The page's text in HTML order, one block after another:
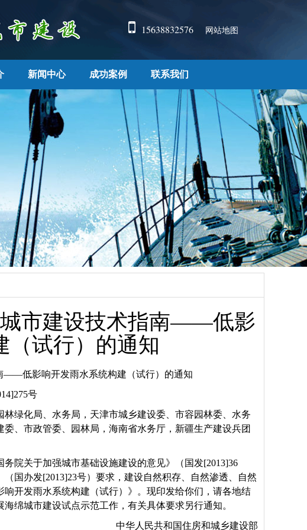
15638832576 网站地图
新闻中心 成功案例 联系我们
市建设技术指南——低影
（试行）的通知
——低影响开发雨水系统构建（试行）的通知
号
绿化局、水务局，天津市城乡建设委、市容园林委、水务
、市政管委、园林局，海南省水务厅，新疆生产建设兵团
院关于加强城市基础设施建设的意见》（国发[2013]36
国办发[2013]23号）要求，建设自然积存、自然渗透、自然
开发雨水系统构建（试行）》。现印发给你们，请各地结
绵城市建设试点示范工作，有关具体要求另行通知。
中华人民共和国住房和城乡建设部